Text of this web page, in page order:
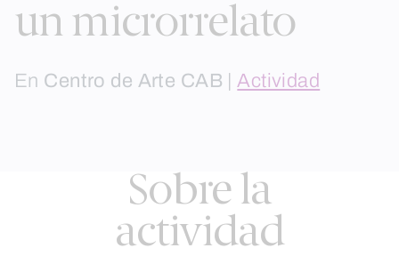
un microrrelato
En Centro de Arte CAB |Actividad
Sobre la
actividad